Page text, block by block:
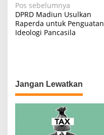
N
a
v
a
s
i
Pos sebelumnya
DPRD Madiun Usulkan
Raperda untuk Penguatan
Ideologi Pancasila
Jangan Lewatkan